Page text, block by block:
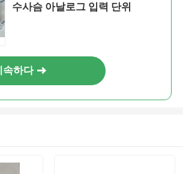
수사슴 아날로그 입력 단위
속하다